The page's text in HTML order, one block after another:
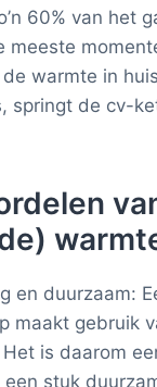
60% van het
meeste
warmte in
springt de cv-
en duurzaam:
maakt gebruik
is daarom
een stuk